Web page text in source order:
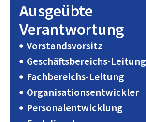
Ausgeübte
Verantwortung
Vorstandsvorsitz
Geschäftsbereichs-Leitung
Fachbereichs-Leitung
Organisationsentwickler
Personalentwicklung